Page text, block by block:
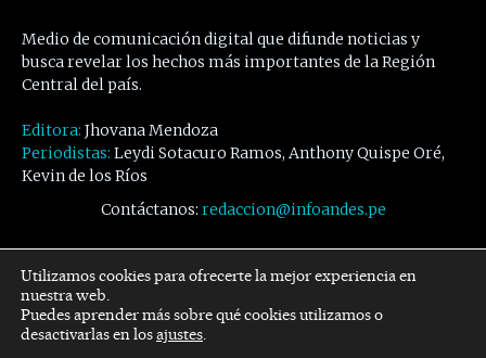
Medio de comunicación digital que difunde noticias y
busca revelar los hechos más importantes de la Región
Central del país.
Editora: Jhovana Mendoza
Periodistas: Leydi Sotacuro Ramos, Anthony Quispe Oré,
Kevin de los Ríos
Contáctanos: redaccion@infoandes.pe
Síguenos
Facebook Twitter Youtube
Utilizamos cookies para ofrecerte la mejor experiencia en
nuestra web.
Puedes aprender más sobre qué cookies utilizamos o
desactivarlas en losajustes.